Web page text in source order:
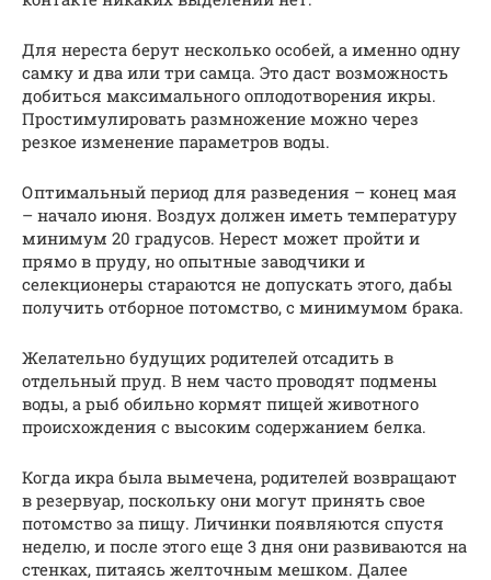
Для нереста берут несколько особей, а именно одну
самку и два или три самца. Это даст возможность
добиться максимального оплодотворения икры.
Простимулировать размножение можно через
резкое изменение параметров воды.
Оптимальный период для разведения – конец мая
– начало июня. Воздух должен иметь температуру
минимум 20 градусов. Нерест может пройти и
прямо в пруду, но опытные заводчики и
селекционеры стараются не допускать этого, дабы
получить отборное потомство, с минимумом брака.
Желательно будущих родителей отсадить в
отдельный пруд. В нем часто проводят подмены
воды, а рыб обильно кормят пищей животного
происхождения с высоким содержанием белка.
Когда икра была вымечена, родителей возвращают
в резервуар, поскольку они могут принять свое
потомство за пищу. Личинки появляются спустя
неделю, и после этого еще 3 дня они развиваются на
стенках, питаясь желточным мешком. Далее